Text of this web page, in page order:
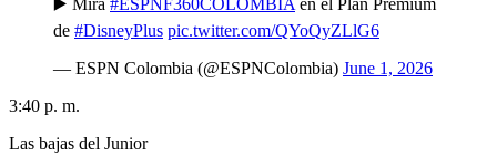
▶️ Mira #ESPNF360COLOMBIA en el Plan Premium
de #DisneyPlus pic.twitter.com/QYoQyZLlG6
— ESPN Colombia (@ESPNColombia) June 1, 2026
3:40 p. m.
Las bajas del Junior